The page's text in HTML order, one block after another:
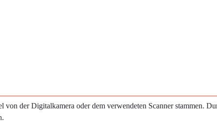
der Digitalkamera oder dem verwendeten Scanner stammen.